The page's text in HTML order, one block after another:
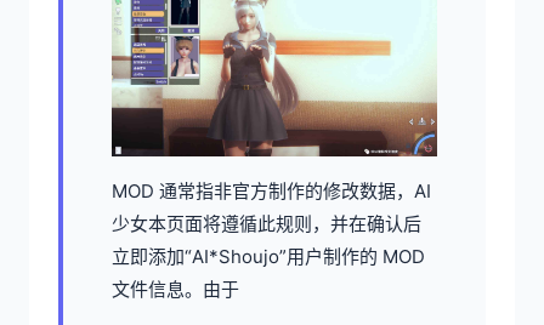
MOD 通常指非官方制作的修改数据，AI
少女本页面将遵循此规则，并在确认后
立即添加“AI*Shoujo”用户制作的 MOD
文件信息。由于